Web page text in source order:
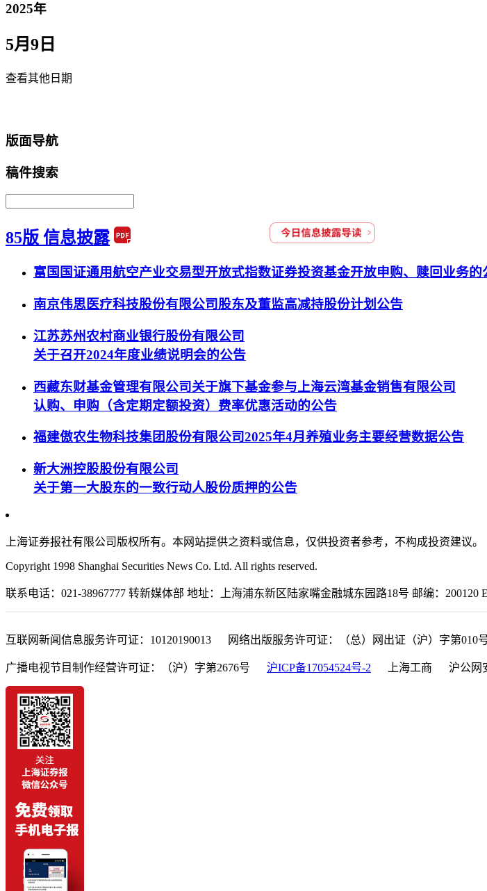
2025年
5月9日
查看其他日期
版面导航
稿件搜索
85版 信息披露
富国国证通用航空产业交易型开放式指数证券投资基金开放申购、赎回业务的
南京伟思医疗科技股份有限公司股东及董监高减持股份计划公告
江苏苏州农村商业银行股份有限公司
关于召开2024年度业绩说明会的公告
西藏东财基金管理有限公司关于旗下基金参与上海云湾基金销售有限公司
认购、申购（含定期定额投资）费率优惠活动的公告
福建傲农生物科技集团股份有限公司2025年4月养殖业务主要经营数据公告
新大洲控股股份有限公司
关于第一大股东的一致行动人股份质押的公告
上海证券报社有限公司版权所有。本网站提供之资料或信息，仅供投资者参考，不构成投资建议。
Copyright 1998 Shanghai Securities News Co. Ltd. All rights reserved.
联系电话：021-38967777 转新媒体部 地址：上海浦东新区陆家嘴金融城东园路18号 邮编：200120
互联网新闻信息服务许可证：10120190013 网络出版服务许可证：（总）网出证（沪）字第
广播电视节目制作经营许可证：（沪）字第2676号 沪ICP备17054524号-2 上海工商 沪公网安